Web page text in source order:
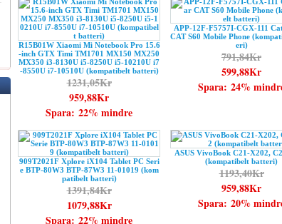
R15B01W Xiaomi Mi Notebook Pro 15.6
-inch GTX Timi TM1701 MX150 MX250
MX350 i3-8130U i5-8250U i5-10210U i7
-8550U i7-10510U (kompatibelt batteri)
1231,05Kr
959,88Kr
Spara: 22% mindre
APP-12F-F5757I-CGX-111
CAT S60 Mobile Phone
eri)
791,84Kr
599,88Kr
Spara: 24%
909T2021F Xplore iX104 Tablet PC Seri
e BTP-80W3 BTP-87W3 11-01019 (kom
patibelt batteri)
1391,84Kr
1079,88Kr
Spara: 22% mindre
ASUS VivoBook C21-X202,
(kompatibelt batteri)
1193,40Kr
959,88Kr
Spara: 20%